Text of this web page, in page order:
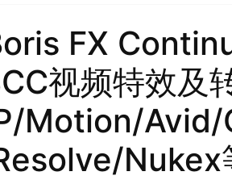
FX
视频特效及
Motion/Avid/
Nukex